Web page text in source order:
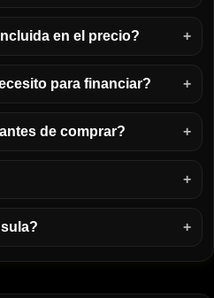
en el precio?
para financiar?
de comprar?